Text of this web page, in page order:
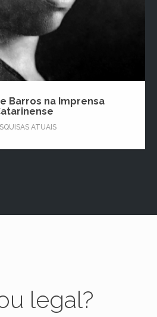
Barros na Imprensa
ATUAIS
legal?